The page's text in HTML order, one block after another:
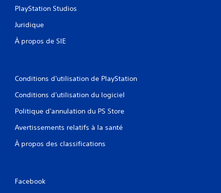
e
t
h
s
l
f
o
m
e
)
PlayStation Studios
Juridique
À propos de SIE
Conditions d'utilisation de PlayStation
Conditions d'utilisation du logiciel
Politique d'annulation du PS Store
Avertissements relatifs à la santé
À propos des classifications
Facebook